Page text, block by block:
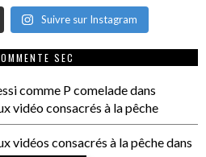
Suivre sur Instagram
SEC
comme P comeladedans
vidéo consacrés à la pêche
vidéos consacrés à la pêchedans